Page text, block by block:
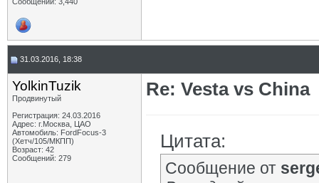
31.03.2016, 18:38
YolkinTuzik
Продвинутый
Регистрация: 24.03.2016
Адрес: г.Москва, ЦАО
Автомобиль: FordFocus-3
(Хетч/105/МКПП)
Возраст: 42
Сообщений: 279
Re: Vesta vs China
Цитата:
Сообщение от